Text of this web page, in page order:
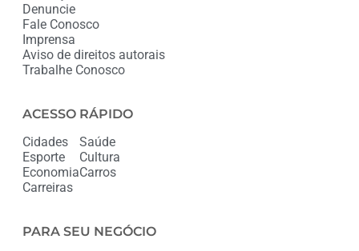
Denuncie
Fale Conosco
Imprensa
Aviso de direitos autorais
Trabalhe Conosco
ACESSO RÁPIDO
Cidades
Esporte
Economia
Carreiras
Saúde
Cultura
Carros
PARA SEU NEGÓCIO